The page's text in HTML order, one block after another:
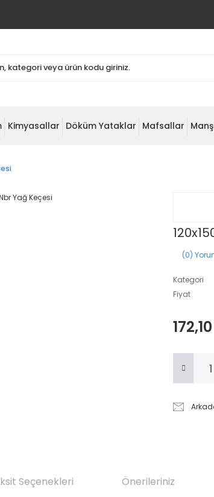
Kimyasallar Döküm Yataklar Mafsallar
(0)
Kategori
Fiyat
Seçenekleri Önerileriniz